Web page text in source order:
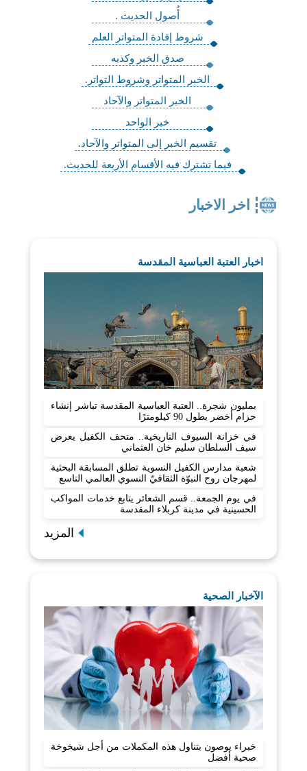
أُصول الحديث .
شروط إفادة المتواتر العلم
صدق الخبر وكذبه
الخبر المتواتر وشروط التواتر.
الخبر المتواتر والآحاد
خبر الواحد
تقسيم الخبر إلى المتواتر والآحاد.
فيما تشترك فيه الأقسام الأربعة للحديث.
اخر الاخبار
اخبار العتبة العباسية المقدسة
بمليون شجرة.. العتبة العباسية المقدسة تباشر إنشاء
حزام أخضر بطول 90 كيلومترًا
في خزانة السيوف التاريخية.. متحف الكفيل يعرض
سيف السلطان سليم خان العثماني
شعبة مدارس الكفيل النسوية تطلق المسابقة البحثية
لمهرجان روح النبوّة الثقافيّ النسوي العالمي التاسع
في يوم الجمعة.. قسم الشعائر يتابع خدمات المواكب
الحسينية في مدينة كربلاء المقدسة
المزيد
الآخبار الصحية
خبراء يوصون بتناول هذه المكملات من أجل شيخوخة
صحية أفضل